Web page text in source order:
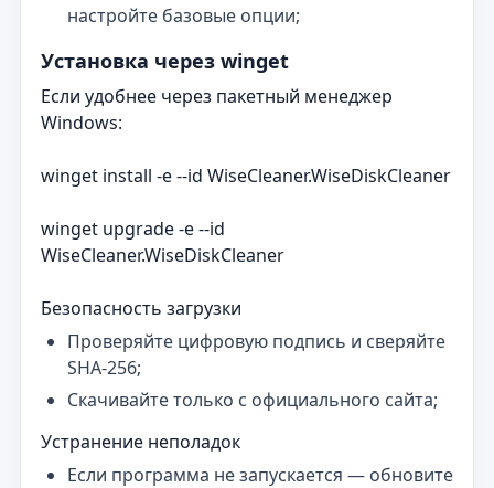
настройте базовые опции;
Установка через winget
Если удобнее через пакетный менеджер
Windows:
winget install -e --id WiseCleaner.WiseDiskCleaner
winget upgrade -e --id
WiseCleaner.WiseDiskCleaner
Безопасность загрузки
Проверяйте цифровую подпись и сверяйте
SHA‑256;
Скачивайте только с официального сайта;
Устранение неполадок
Если программа не запускается — обновите